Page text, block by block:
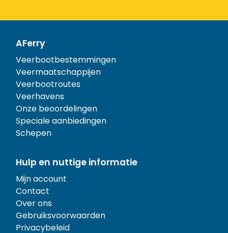
AFerry
Veerbootbestemmingen
Veermaatschappijen
Veerbootroutes
Veerhavens
Onze beoordelingen
Speciale aanbiedingen
Schepen
Hulp en nuttige informatie
Mijn account
Contact
Over ons
Gebruiksvoorwaarden
Privacybeleid